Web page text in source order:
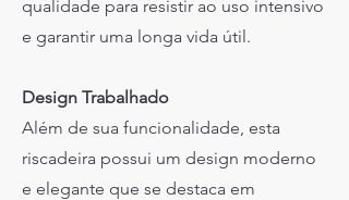
qualidade para resistir ao uso intensivo
e garantir uma longa vida útil.
Design Trabalhado
Além de sua funcionalidade, esta
riscadeira possui um design moderno
e elegante que se destaca em